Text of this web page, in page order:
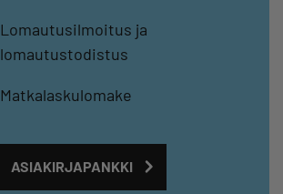
Lomautusilmoitus ja
lomautustodistus
Matkalaskulomake
ASIAKIRJAPANKKI